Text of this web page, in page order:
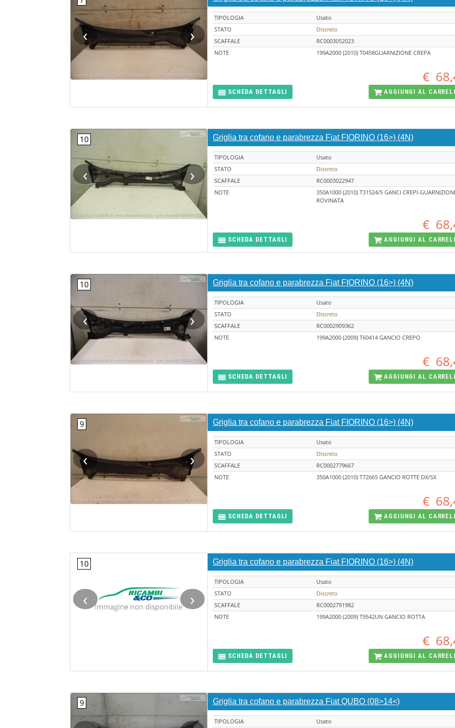
‹ ›
TIPOLOGIA
Usato
STATO
Discreto
SCAFFALE
RC0003052023
NOTE
199A2000 (2010) T0458GUARNIZIONE CREPA
€
SCHEDA DETTAGLI AGGIUNGI AL
‹ ›
Griglia tra cofano e parabrezza Fiat FIORINO (16>) (4N)
TIPOLOGIA
Usato
STATO
Discreto
SCAFFALE
RC0003022947
NOTE
350A1000 (2010) T31524/5 GANCI CREPI-
ROVINATA
€
SCHEDA DETTAGLI AGGIUNGI AL
‹ ›
Griglia tra cofano e parabrezza Fiat FIORINO (16>) (4N)
TIPOLOGIA
Usato
STATO
Discreto
SCAFFALE
RC0002909362
NOTE
199A2000 (2009) T60414 GANCIO CREPO
€
SCHEDA DETTAGLI AGGIUNGI AL
‹ ›
Griglia tra cofano e parabrezza Fiat FIORINO (16>) (4N)
TIPOLOGIA
Usato
STATO
Discreto
SCAFFALE
RC0002779667
NOTE
350A1000 (2010) T72665 GANCIO ROTTE DX/SX
€
SCHEDA DETTAGLI AGGIUNGI AL
‹ ›
Griglia tra cofano e parabrezza Fiat FIORINO (16>) (4N)
TIPOLOGIA
Usato
STATO
Discreto
SCAFFALE
RC0002791982
NOTE
199A2000 (2009) T9542UN GANCIO ROTTA
€
SCHEDA DETTAGLI AGGIUNGI AL
Griglia tra cofano e parabrezza Fiat QUBO (08>14<)
TIPOLOGIA
Usato